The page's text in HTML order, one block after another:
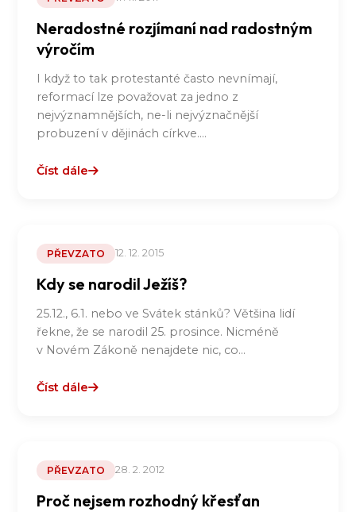
Neradostné rozjímaní nad radostným
výročím
I když to tak protestanté často nevnímají,
reformací lze považovat za jedno z
nejvýznamnějších, ne-li nejvýznačnější
probuzení v dějinách církve.…
Číst dále
PŘEVZATO 12. 12. 2015
Kdy se narodil Ježíš?
25.12., 6.1. nebo ve Svátek stánků? Většina lidí
řekne, že se narodil 25. prosince. Nicméně
v Novém Zákoně nenajdete nic, co…
Číst dále
PŘEVZATO 28. 2. 2012
Proč nejsem rozhodný křesťan